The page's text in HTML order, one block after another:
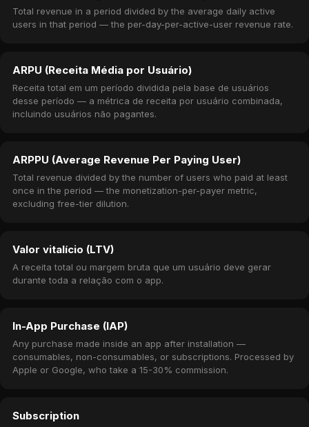
Total revenue in a period divided by the average daily active
users in that period — the per-day-per-active-user revenue rate.
ARPU (Receita Média por Usuário)
Receita total em um período dividida pela base de usuários
desse período — a métrica de receita por usuário combinada,
incluindo usuários não pagantes.
ARPPU (Average Revenue Per Paying User)
Total revenue divided by the number of users who paid at least
once in the period — the monetization-per-payer metric,
excluding free-tier dilution.
Valor vitalício (LTV)
A receita total ou margem bruta que um usuário deve gerar
durante toda a relação com o app.
In-App Purchase (IAP)
Any purchase made inside an app after installation —
consumables, non-consumables, or subscriptions. Processed by
Apple or Google, who take a 15-30% commission.
Subscription